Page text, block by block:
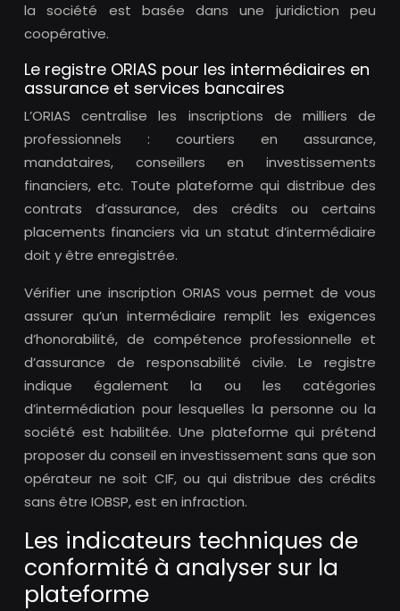
la société est basée dans une juridiction peu
coopérative.
Le registre ORIAS pour les intermédiaires en
assurance et services bancaires
L’ORIAS centralise les inscriptions de milliers de
professionnels : courtiers en assurance,
mandataires, conseillers en investissements
financiers, etc. Toute plateforme qui distribue des
contrats d’assurance, des crédits ou certains
placements financiers via un statut d’intermédiaire
doit y être enregistrée.
Vérifier une inscription ORIAS vous permet de vous
assurer qu’un intermédiaire remplit les exigences
d’honorabilité, de compétence professionnelle et
d’assurance de responsabilité civile. Le registre
indique également la ou les catégories
d’intermédiation pour lesquelles la personne ou la
société est habilitée. Une plateforme qui prétend
proposer du conseil en investissement sans que son
opérateur ne soit CIF, ou qui distribue des crédits
sans être IOBSP, est en infraction.
Les indicateurs techniques de
conformité à analyser sur la
plateforme